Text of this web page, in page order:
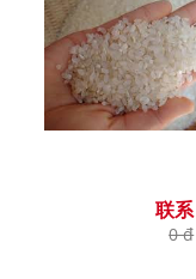
联系
0 đ